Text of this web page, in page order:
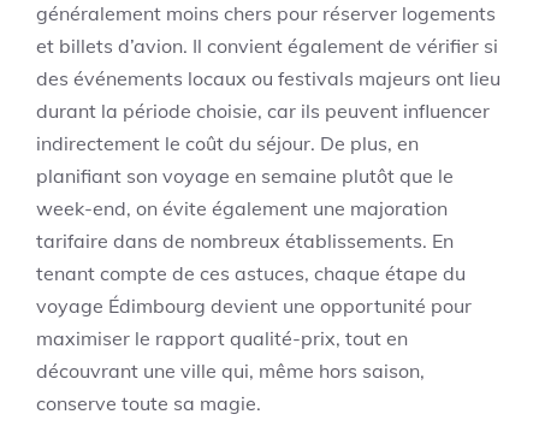
généralement moins chers pour réserver logements
et billets d’avion. Il convient également de vérifier si
des événements locaux ou festivals majeurs ont lieu
durant la période choisie, car ils peuvent influencer
indirectement le coût du séjour. De plus, en
planifiant son voyage en semaine plutôt que le
week-end, on évite également une majoration
tarifaire dans de nombreux établissements. En
tenant compte de ces astuces, chaque étape du
voyage Édimbourg devient une opportunité pour
maximiser le rapport qualité-prix, tout en
découvrant une ville qui, même hors saison,
conserve toute sa magie.